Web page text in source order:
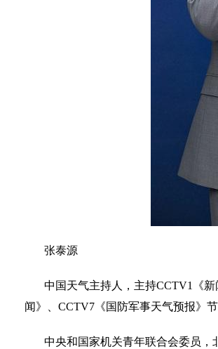
张泰源
中国天气主持人，主持CCTV1《
闻》、CCTV7《国防军事天气预报》节
中央和国家机关青年联合会委员